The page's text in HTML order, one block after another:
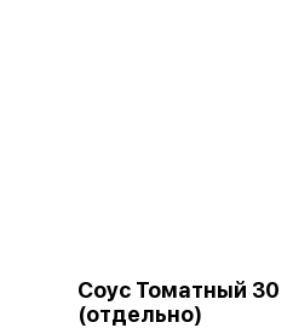
Соус Томатный 30
(отдельно)